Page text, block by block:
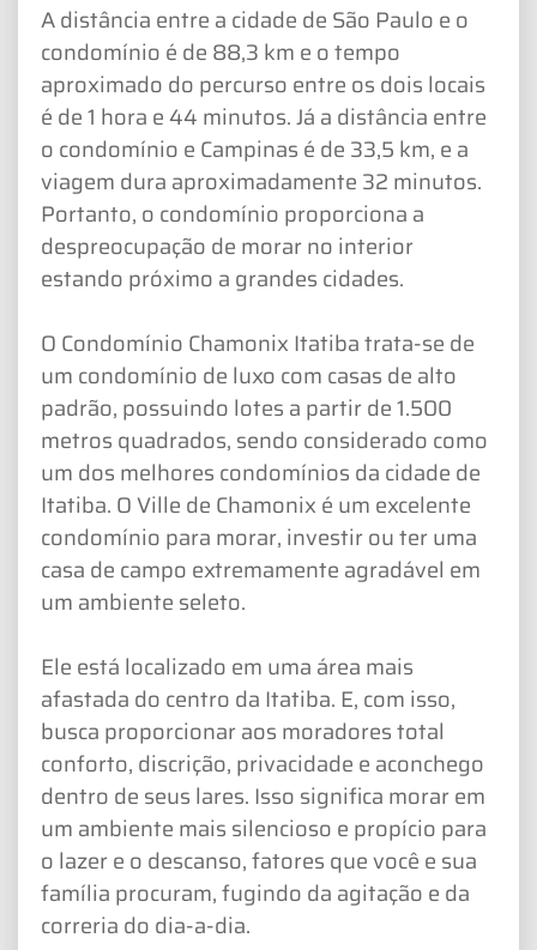
A distância entre a cidade de São Paulo e o
condomínio é de 88,3 km e o tempo
aproximado do percurso entre os dois locais
é de 1 hora e 44 minutos. Já a distância entre
o condomínio e Campinas é de 33,5 km, e a
viagem dura aproximadamente 32 minutos.
Portanto, o condomínio proporciona a
despreocupação de morar no interior
estando próximo a grandes cidades.
O Condomínio Chamonix Itatiba trata-se de
um condomínio de luxo com casas de alto
padrão, possuindo lotes a partir de 1.500
metros quadrados, sendo considerado como
um dos melhores condomínios da cidade de
Itatiba. O Ville de Chamonix é um excelente
condomínio para morar, investir ou ter uma
casa de campo extremamente agradável em
um ambiente seleto.
Ele está localizado em uma área mais
afastada do centro da Itatiba. E, com isso,
busca proporcionar aos moradores total
conforto, discrição, privacidade e aconchego
dentro de seus lares. Isso significa morar em
um ambiente mais silencioso e propício para
o lazer e o descanso, fatores que você e sua
família procuram, fugindo da agitação e da
correria do dia-a-dia.